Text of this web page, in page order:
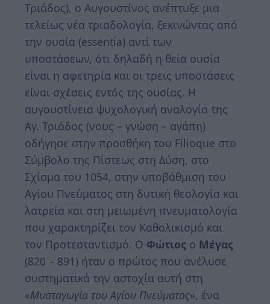
Τριάδος), ο Αυγουστίνος ανέπτυξε μια
τελείως νέα τριαδολογία, ξεκινώντας από
την ουσία (essentia) αντί των
υποστάσεων, ότι δηλαδή η θεία ουσία
είναι η αφετηρία και οι τρεις υποστάσεις
είναι σχέσεις εντός της ουσίας. Η
αυγουστίνεια ψυχολογική αναλογία της
Αγ. Τριάδος (νους – γνώση – αγάπη)
οδήγησε στην προσθήκη του Filioque στο
Σύμβολο της Πίστεως στη Δύση, στο
Σχίσμα του 1054, στην υποβάθμιση του
Αγίου Πνεύματος στη δυτική θεολογία και
λατρεία και στη μειωμένη πνευματολογία
που χαρακτηρίζει τον Καθολικισμό και
τον Προτεσταντισμό. Ο Φώτιος ο Μέγας
(820 – 891) ήταν ο πρώτος που ανέλυσε
συστηματικά την αστοχία αυτή στη
«Μυσταγωγία του Αγίου Πνεύματος», ένα